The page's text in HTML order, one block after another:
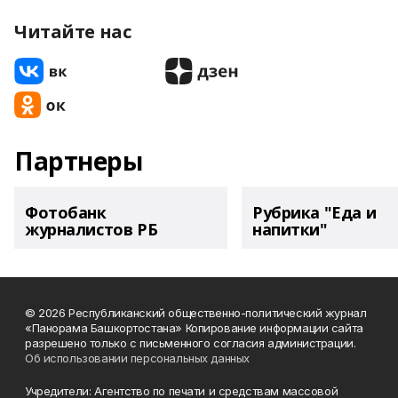
Читайте нас
Партнеры
Фотобанк
журналистов РБ
Рубрика "Еда и
напитки"
© 2026 Республиканский общественно-политический журнал
«Панорама Башкортостана» Копирование информации сайта
разрешено только с письменного согласия администрации.
Об использовании персональных данных
Учредители: Агентство по печати и средствам массовой